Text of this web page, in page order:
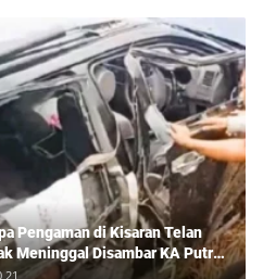
Pengaman di Kisaran Telan
Meninggal Disambar KA Putri
21